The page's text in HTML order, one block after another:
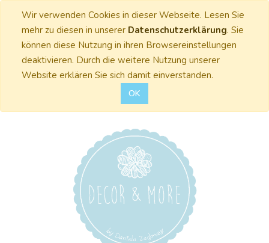
Wir verwenden Cookies in dieser Webseite. Lesen Sie
mehr zu diesen in unserer Datenschutzerklärung. Sie
können diese Nutzung in ihren Browsereinstellungen
deaktivieren. Durch die weitere Nutzung unserer
Website erklären Sie sich damit einverstanden.
OK